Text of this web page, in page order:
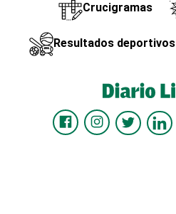
Crucigramas
Resultados deportivos